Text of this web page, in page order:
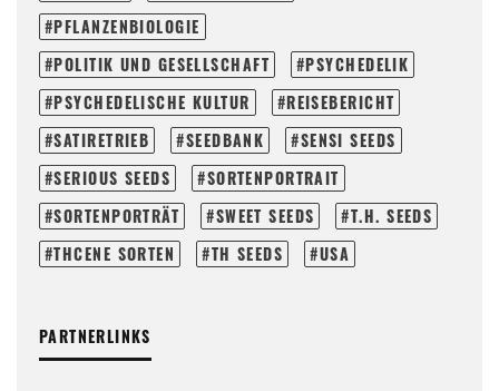
PFLANZENBIOLOGIE
POLITIK UND GESELLSCHAFT
PSYCHEDELIK
PSYCHEDELISCHE KULTUR
REISEBERICHT
SATIRETRIEB
SEEDBANK
SENSI SEEDS
SERIOUS SEEDS
SORTENPORTRAIT
SORTENPORTRÄT
SWEET SEEDS
T.H. SEEDS
THCENE SORTEN
TH SEEDS USA
PARTNERLINKS